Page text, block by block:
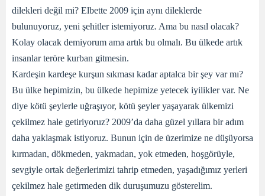
dilekleri değil mi? Elbette 2009 için aynı dileklerde
bulunuyoruz, yeni şehitler istemiyoruz. Ama bu nasıl olacak?
Kolay olacak demiyorum ama artık bu olmalı. Bu ülkede artık
insanlar teröre kurban gitmesin.
Kardeşin kardeşe kurşun sıkması kadar aptalca bir şey var mı?
Bu ülke hepimizin, bu ülkede hepimize yetecek iyilikler var. Ne
diye kötü şeylerle uğraşıyor, kötü şeyler yaşayarak ülkemizi
çekilmez hale getiriyoruz? 2009’da daha güzel yıllara bir adım
daha yaklaşmak istiyoruz. Bunun için de üzerimize ne düşüyorsa
kırmadan, dökmeden, yakmadan, yok etmeden, hoşgörüyle,
sevgiyle ortak değerlerimizi tahrip etmeden, yaşadığımız yerleri
çekilmez hale getirmeden dik duruşumuzu gösterelim.